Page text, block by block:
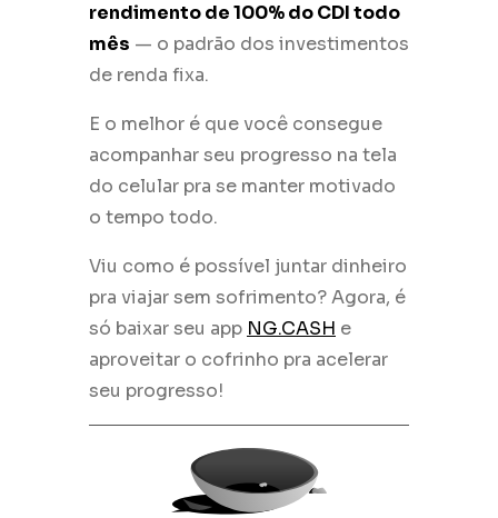
rendimento de 100% do CDI todo
mês — o padrão dos investimentos
de renda fixa.
E o melhor é que você consegue
acompanhar seu progresso na tela
do celular pra se manter motivado
o tempo todo.
Viu como é possível juntar dinheiro
pra viajar sem sofrimento? Agora, é
só baixar seu app NG.CASH e
aproveitar o cofrinho pra acelerar
seu progresso!